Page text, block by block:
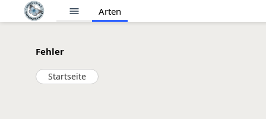
menu Arten
Fehler
Startseite